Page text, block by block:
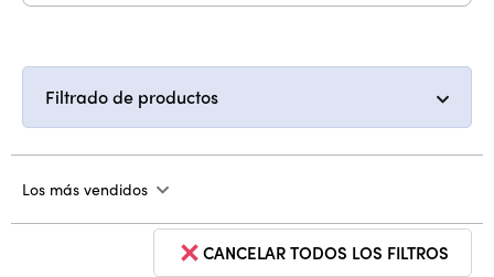
Filtrado de productos
Los más vendidos
CANCELAR TODOS LOS FILTROS